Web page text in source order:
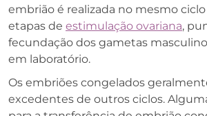
embrião é realizada no mesmo ciclo
etapas de estimulação ovariana,
fecundação dos gametas
em laboratório.
Os embriões congelados
excedentes de outros ciclos.